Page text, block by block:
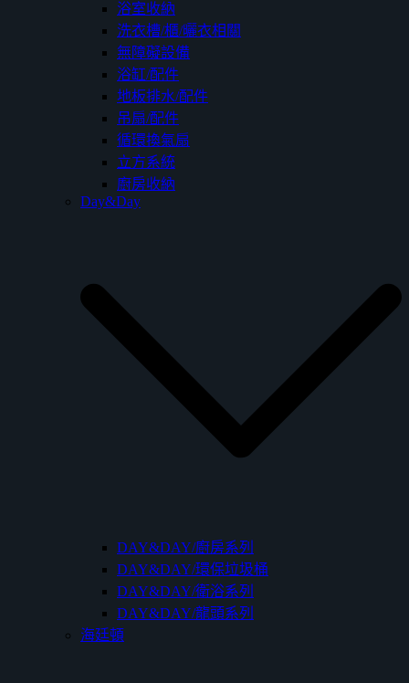
浴室收納
洗衣槽/櫃/曬衣相關
無障礙設備
浴缸/配件
地板排水/配件
吊扇/配件
循環換氣扇
立方系統
廚房收納
Day&Day
DAY&DAY/廚房系列
DAY&DAY/環保垃圾桶
DAY&DAY/衛浴系列
DAY&DAY/龍頭系列
海廷頓